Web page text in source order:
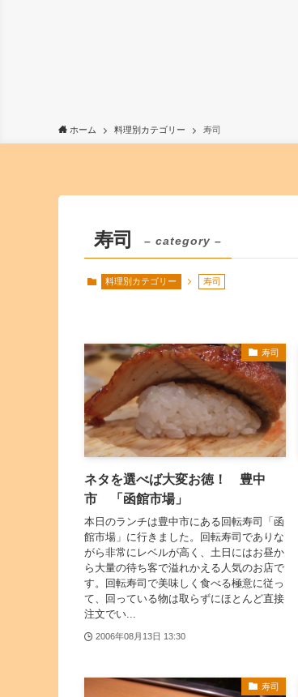
ホーム 料理別カテゴリー 寿司
寿司 – category –
料理別カテゴリー 寿司
寿司
ネタを選べば大変お徳！ 豊中
市 「函館市場」
本日のランチは豊中市にある回転寿司「函
館市場」に行きました。回転寿司でありな
がら非常にレベルが高く、土日にはお昼か
ら大量の待ち客で溢れかえる人気のお店で
す。回転寿司で美味しく食べる極意に従っ
て、回っている物は取らずにほとんど直接
注文でい...
2006年08月13日 13:30
寿司